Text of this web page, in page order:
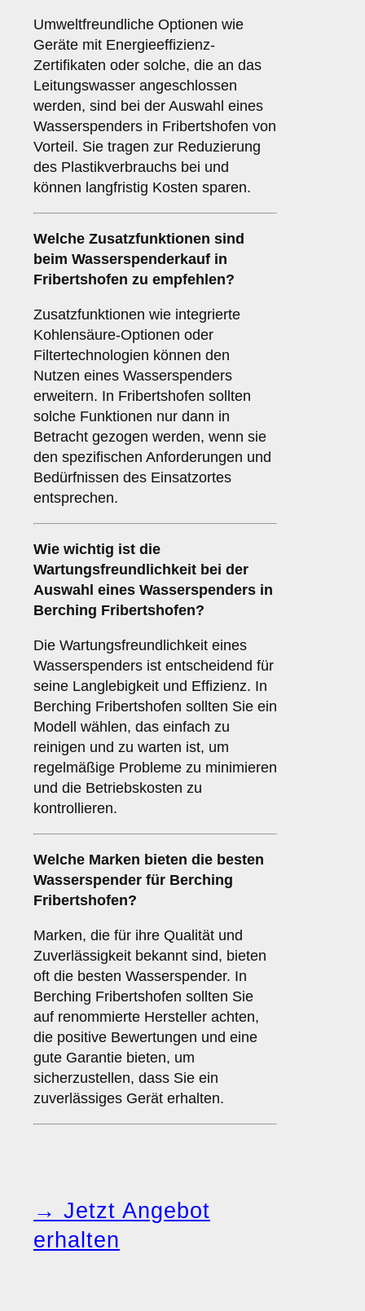
Umweltfreundliche Optionen wie
Geräte mit Energieeffizienz-
Zertifikaten oder solche, die an das
Leitungswasser angeschlossen
werden, sind bei der Auswahl eines
Wasserspenders in Fribertshofen von
Vorteil. Sie tragen zur Reduzierung
des Plastikverbrauchs bei und
können langfristig Kosten sparen.
Welche Zusatzfunktionen sind
beim Wasserspenderkauf in
Fribertshofen zu empfehlen?
Zusatzfunktionen wie integrierte
Kohlensäure-Optionen oder
Filtertechnologien können den
Nutzen eines Wasserspenders
erweitern. In Fribertshofen sollten
solche Funktionen nur dann in
Betracht gezogen werden, wenn sie
den spezifischen Anforderungen und
Bedürfnissen des Einsatzortes
entsprechen.
Wie wichtig ist die
Wartungsfreundlichkeit bei der
Auswahl eines Wasserspenders in
Berching Fribertshofen?
Die Wartungsfreundlichkeit eines
Wasserspenders ist entscheidend für
seine Langlebigkeit und Effizienz. In
Berching Fribertshofen sollten Sie ein
Modell wählen, das einfach zu
reinigen und zu warten ist, um
regelmäßige Probleme zu minimieren
und die Betriebskosten zu
kontrollieren.
Welche Marken bieten die besten
Wasserspender für Berching
Fribertshofen?
Marken, die für ihre Qualität und
Zuverlässigkeit bekannt sind, bieten
oft die besten Wasserspender. In
Berching Fribertshofen sollten Sie
auf renommierte Hersteller achten,
die positive Bewertungen und eine
gute Garantie bieten, um
sicherzustellen, dass Sie ein
zuverlässiges Gerät erhalten.
→ Jetzt Angebot
erhalten